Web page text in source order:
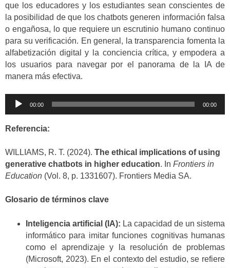
que los educadores y los estudiantes sean conscientes de
la posibilidad de que los chatbots generen información falsa
o engañosa, lo que requiere un escrutinio humano continuo
para su verificación. En general, la transparencia fomenta la
alfabetización digital y la conciencia crítica, y empodera a
los usuarios para navegar por el panorama de la IA de
manera más efectiva.
Reproductor
00:00 00:00
Referencia:
WILLIAMS, R. T. (2024). The ethical implications of using
generative chatbots in higher education. In Frontiers in
Education (Vol. 8, p. 1331607). Frontiers Media SA.
Glosario de términos clave
Inteligencia artificial (IA): La capacidad de un sistema
informático para imitar funciones cognitivas humanas
como el aprendizaje y la resolución de problemas
(Microsoft, 2023). En el contexto del estudio, se refiere